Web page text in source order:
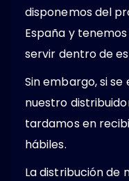
disponemos del
España y
servir dentro de
Sin embargo, si
nuestro
tardamos en
hábiles.
La distribución de